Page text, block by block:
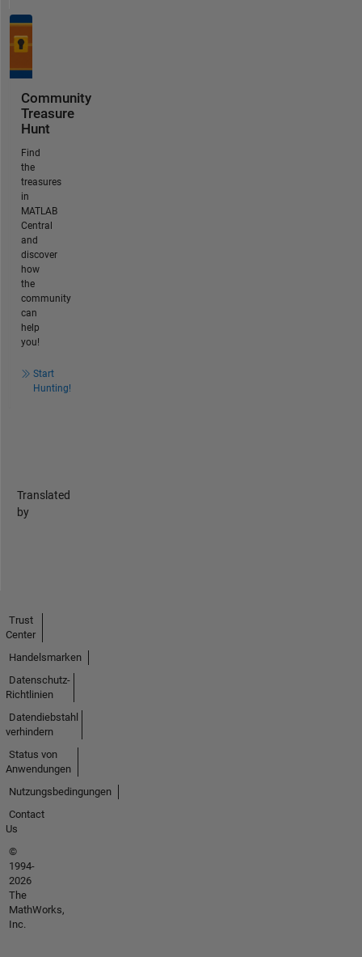
Community
Treasure
Hunt
Find
the
treasures
in
MATLAB
Central
and
discover
how
the
community
can
help
you!
Start
Hunting!
Translated
by
Trust
Center
Handelsmarken
Datenschutz-
Richtlinien
Datendiebstahl
verhindern
Status von
Anwendungen
Nutzungsbedingungen
Contact
Us
©
1994-
2026
The
MathWorks,
Inc.